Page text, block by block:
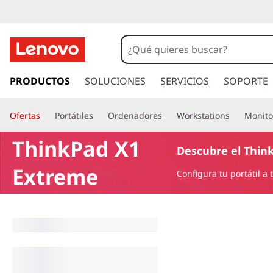
r
c
o
n
n
PRODUCTOS SOLUCIONES SERVICIOS SOPORTE
Ofertas Portátiles Ordenadores Workstations
ThinkPad X1
Extreme
Descubre el
Configura tu portátil a